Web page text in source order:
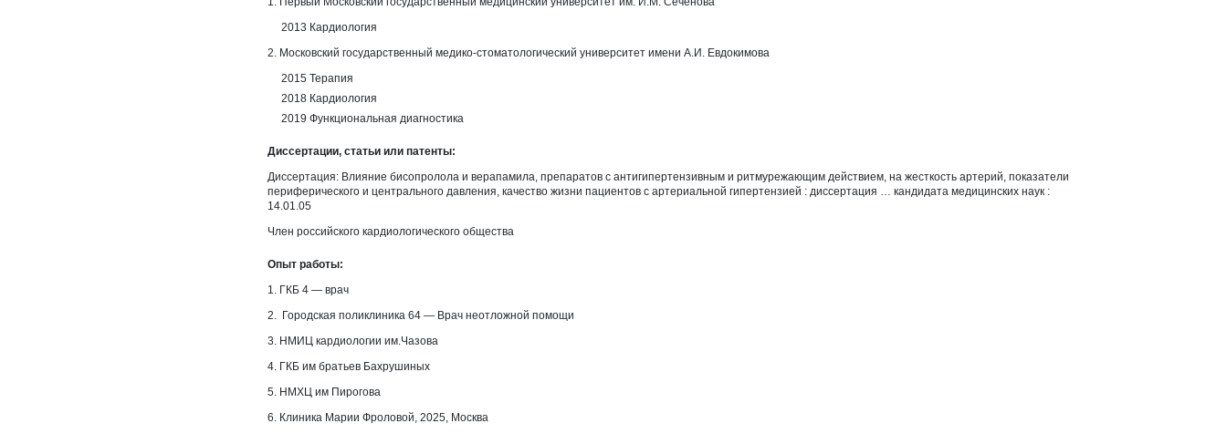
2013 Кардиология
2. Московский государственный медико-стоматологический университет имени А.И. Евдокимова
2015 Терапия
2018 Кардиология
2019 Функциональная диагностика
Диссертации, статьи или патенты:
Диссертация: Влияние бисопролола и верапамила, препаратов с антигипертензивным и ритмурежающим действием, на жесткость артерий, показатели
периферического и центрального давления, качество жизни пациентов с артериальной гипертензией : диссертация … кандидата медицинских наук :
14.01.05
Член российского кардиологического общества
Опыт работы:
1. ГКБ 4 — врач
2. Городская поликлиника 64 — Врач неотложной помощи
3. НМИЦ кардиологии им.Чазова
4. ГКБ им братьев Бахрушиных
5. НМХЦ им Пирогова
6. Клиника Марии Фроловой, 2025, Москва